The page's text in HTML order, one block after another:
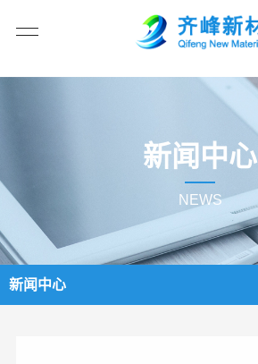
新闻中心
NEWS
新闻中心